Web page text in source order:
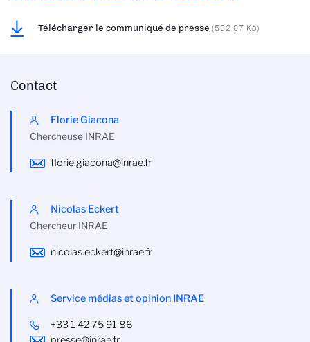
Télécharger le communiqué de presse (532.07 Ko)
Contact
Florie Giacona
Chercheuse INRAE
florie.giacona@inrae.fr
Nicolas Eckert
Chercheur INRAE
nicolas.eckert@inrae.fr
Service médias et opinion INRAE
+33 1 42 75 91 86